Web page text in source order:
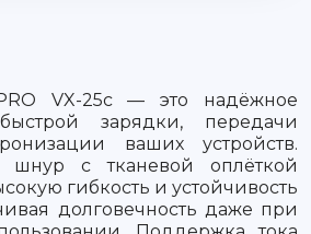
VX-25c — это надёжное
зарядки, передачи
ваших устройств.
с тканевой оплёткой
гибкость и устойчивость
долговечность даже при